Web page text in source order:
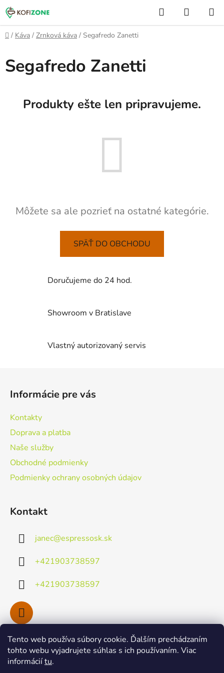
Tento web používa súbory cookie. Ďalším prechádzaním
tohto webu vyjadrujete súhlas s ich používaním. Viac
informáciítu.
Prejsť
na
obsah
Hľadať
KOŠÍK
Domov
/ Káva / Zrnková káva / Segafredo Zanetti
Segafredo Zanetti
Produkty ešte len pripravujeme.
Môžete sa ale pozrieť na ostatné kategórie.
SPÄŤ DO OBCHODU
Doručujeme do 24 hod.
Showroom v Bratislave
Vlastný autorizovaný servis
Informácie pre vás
Kontakty
Doprava a platba
Naše služby
Obchodné podmienky
Podmienky ochrany osobných údajov
Kontakt
janec@espressosk.sk
+421903738597
+421903738597
Facebook